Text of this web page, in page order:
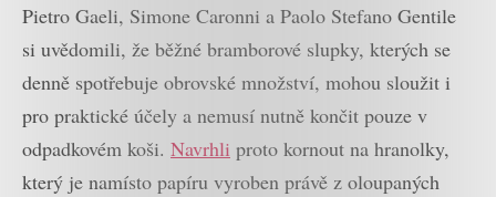
Pietro Gaeli, Simone Caronni a Paolo Stefano Gentile
si uvědomili, že běžné bramborové slupky, kterých se
denně spotřebuje obrovské množství, mohou sloužit i
pro praktické účely a nemusí nutně končit pouze v
odpadkovém koši. Navrhli proto kornout na hranolky,
který je namísto papíru vyroben právě z oloupaných